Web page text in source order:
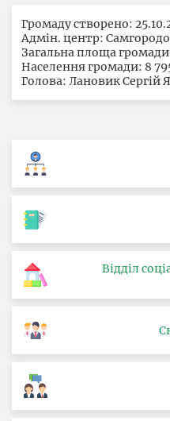
Громаду створено:
Адмін. центр:
Загальна площа
Населення громади: 8
Голова: Лановик Сергій
Відділ